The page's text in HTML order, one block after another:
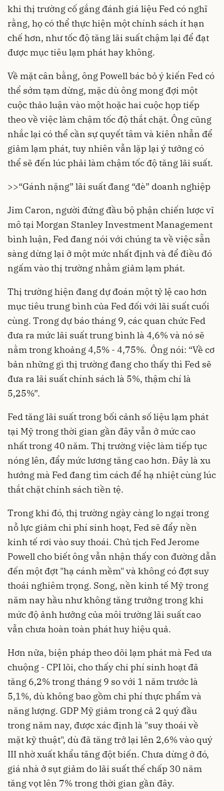
khi thị trường cố gắng đánh giá liệu Fed có nghĩ
rằng, họ có thể thực hiện một chính sách ít hạn
chế hơn, như tốc độ tăng lãi suất chậm lại để đạt
được mục tiêu lạm phát hay không.
Về mặt cân bằng, ông Powell bác bỏ ý kiến Fed có
thể sớm tạm dừng, mặc dù ông mong đợi một
cuộc thảo luận vào một hoặc hai cuộc họp tiếp
theo về việc làm chậm tốc độ thắt chặt. Ông cũng
nhắc lại có thể cần sự quyết tâm và kiên nhẫn để
giảm lạm phát, tuy nhiên vẫn lặp lại ý tưởng có
thể sẽ đến lúc phải làm chậm tốc độ tăng lãi suất.
>>“Gánh nặng” lãi suất đang “đè” doanh nghiệp
Jim Caron, người đứng đầu bộ phận chiến lược vĩ
mô tại Morgan Stanley Investment Management
bình luận, Fed đang nói với chúng ta về việc sẵn
sàng dừng lại ở một mức nhất định và để điều đó
ngấm vào thị trường nhằm giảm lạm phát.
Thị trường hiện đang dự đoán một tỷ lệ cao hơn
mục tiêu trung bình của Fed đối với lãi suất cuối
cùng. Trong dự báo tháng 9, các quan chức Fed
đưa ra mức lãi suất trung bình là 4,6% và nó sẽ
nằm trong khoảng 4,5% - 4,75%. Ông nói: “Về cơ
bản những gì thị trường đang cho thấy thì Fed sẽ
đưa ra lãi suất chính sách là 5%, thậm chí là
5,25%”.
Fed tăng lãi suất trong bối cảnh số liệu lạm phát
tại Mỹ trong thời gian gần đây vẫn ở mức cao
nhất trong 40 năm. Thị trường việc làm tiếp tục
nóng lên, đẩy mức lương tăng cao hơn. Đây là xu
hướng mà Fed đang tìm cách để hạ nhiệt cùng lúc
thắt chặt chính sách tiền tệ.
Trong khi đó, thị trường ngày càng lo ngại trong
nỗ lực giảm chi phí sinh hoạt, Fed sẽ đẩy nền
kinh tế rơi vào suy thoái. Chủ tịch Fed Jerome
Powell cho biết ông vẫn nhận thấy con đường dẫn
đến một đợt "hạ cánh mềm" và không có đợt suy
thoái nghiêm trọng. Song, nền kinh tế Mỹ trong
năm nay hầu như không tăng trưởng trong khi
mức độ ảnh hưởng của môi trường lãi suất cao
vẫn chưa hoàn toàn phát huy hiệu quả.
Hơn nữa, biện pháp theo dõi lạm phát mà Fed ưa
chuộng - CPI lõi, cho thấy chi phí sinh hoạt đã
tăng 6,2% trong tháng 9 so với 1 năm trước là
5,1%, dù không bao gồm chi phí thực phẩm và
năng lượng. GDP Mỹ giảm trong cả 2 quý đầu
trong năm nay, được xác định là "suy thoái về
mặt kỹ thuật", dù đã tăng trở lại lên 2,6% vào quý
III nhờ xuất khẩu tăng đột biến. Chưa dừng ở đó,
giá nhà ở sụt giảm do lãi suất thế chấp 30 năm
tăng vọt lên 7% trong thời gian gần đây.